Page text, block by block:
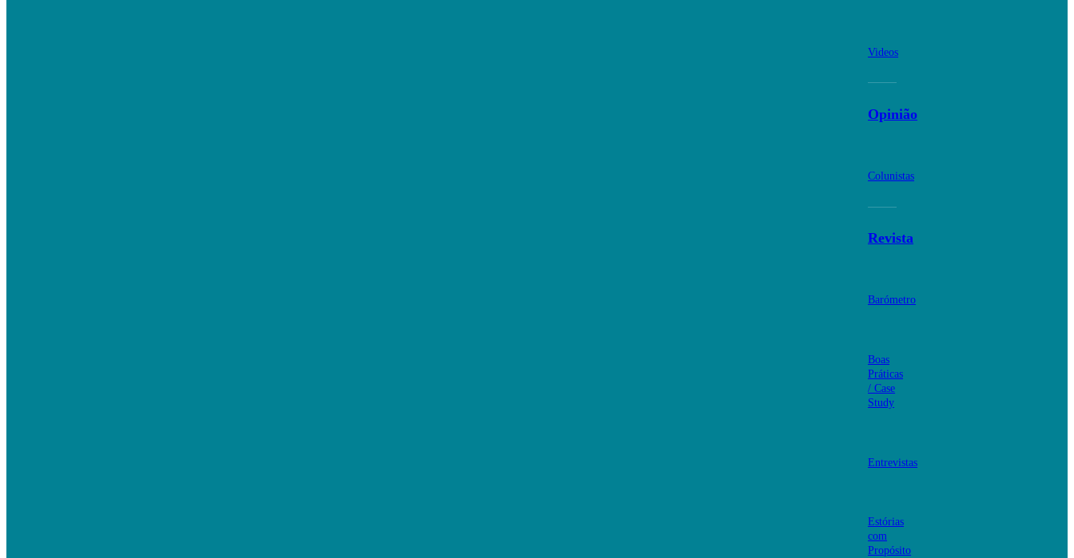
Videos
Opinião
Colunistas
Revista
Barómetro
Boas
Práticas
/ Case
Study
Entrevistas
Estórias
com
Propósito